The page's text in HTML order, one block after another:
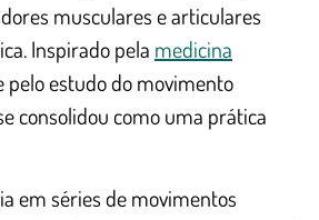
musculares e articulares
Inspirado pela medicina
pelo estudo do movimento
consolidou como uma prática
em séries de movimentos